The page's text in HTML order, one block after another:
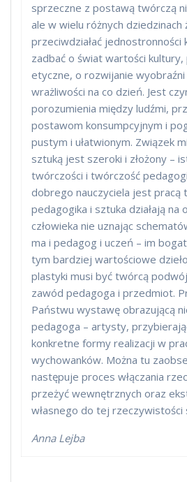
sprzeczne z postawą twórczą
ale w wielu różnych dziedzinach
przeciwdziałać jednostronności
zadbać o świat wartości
etyczne, o rozwijanie
wrażliwości na co dzień. Jest
porozumienia między ludźmi,
postawom konsumpcyjnym i
pustym i ułatwionym. Związek
sztuką jest szeroki i złożony –
twórczości i twórczość
dobrego nauczyciela jest pracą
pedagogika i sztuka działają na
człowieka nie uznając
ma i pedagog i uczeń – im
tym bardziej wartościowe
plastyki musi być twórcą
zawód pedagoga i przedmiot.
Państwu wystawę obrazującą
pedagoga – artysty,
konkretne formy realizacji w
wychowanków. Można tu
następuje proces włączania
przeżyć wewnętrznych oraz
własnego do tej rzeczywistości
Anna Lejba